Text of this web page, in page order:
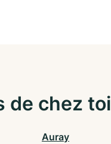
de chez toi
Auray